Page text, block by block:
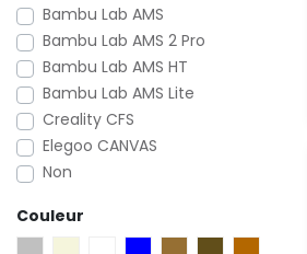
Bambu Lab AMS
Bambu Lab AMS 2 Pro
Bambu Lab AMS HT
Bambu Lab AMS Lite
Creality CFS
Elegoo CANVAS
Non
Couleur